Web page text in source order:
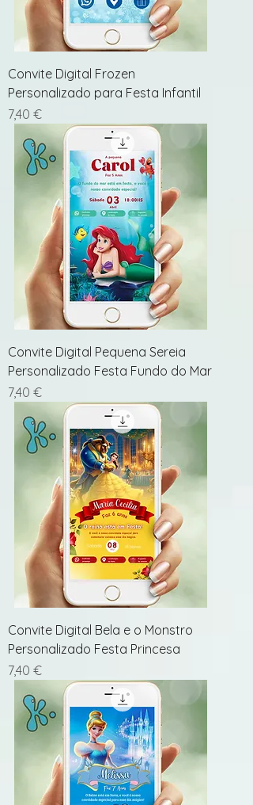
Convite Digital Frozen
Personalizado para Festa Infantil
Preço
7,40 €
Convite Digital Pequena Sereia
Personalizado Festa Fundo do Mar
Preço
7,40 €
Convite Digital Bela e o Monstro
Personalizado Festa Princesa
Preço
7,40 €